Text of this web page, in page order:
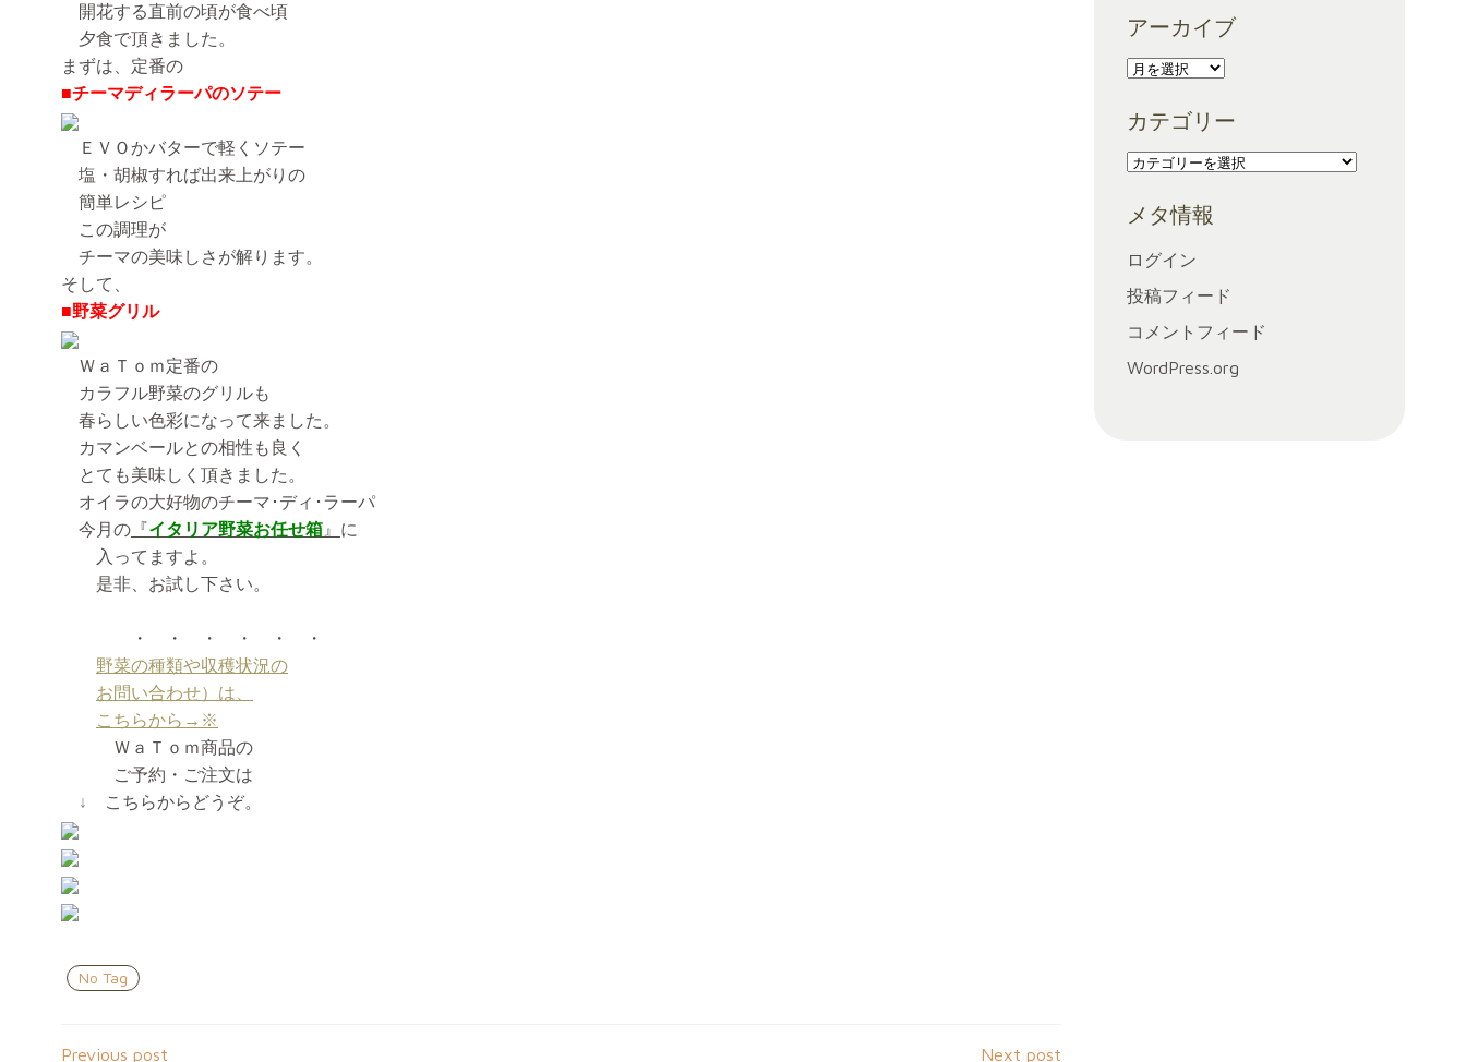
開花する直前の頃が食べ頃
夕食で頂きました。
まずは、定番の
■チーマディラーパのソテー
ＥＶＯかバターで軽くソテー
塩・胡椒すれば出来上がりの
簡単レシピ
この調理が
チーマの美味しさが解ります。
そして、
■野菜グリル
ＷａＴｏｍ定番の
カラフル野菜のグリルも
春らしい色彩になって来ました。
カマンベールとの相性も良く
とても美味しく頂きました。
オイラの大好物のチーマ･ディ･ラーパ
今月の 『イタリア野菜お任せ箱 』 に
入ってますよ。
是非、お試し下さい。
・ ・ ・ ・ ・ ・
野菜の種類や収穫状況の
お問い合わせ）は、
こちらから→※
ＷａＴｏｍ商品の
ご予約・ご注文は
↓
こちらからどうぞ。
No Tag
Previous post Next post
アーカイブ
ア
カ
イ
ブ
カテゴリー
カ
ゴ
ー
メタ情報
ログイン
投稿フィード
コメントフィード
WordPress.org